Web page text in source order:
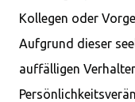
Kollegen oder
Aufgrund dieser
auffälligen